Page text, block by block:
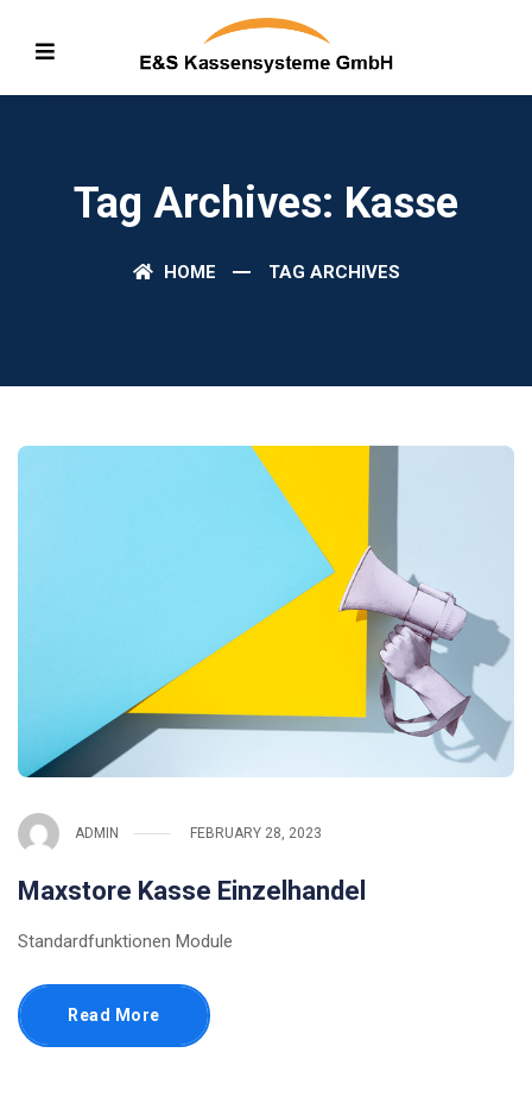
Tag Archives: Kasse
HOME TAG ARCHIVES
ADMIN FEBRUARY 28, 2023
Maxstore Kasse Einzelhandel
Standardfunktionen Module
Read More